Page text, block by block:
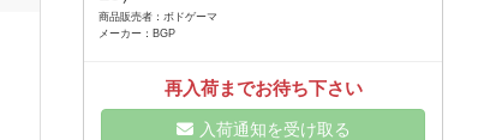
商品販売者：ボドゲーマ
メーカー：BGP
再入荷までお待ち下さい
入荷通知を受け取る